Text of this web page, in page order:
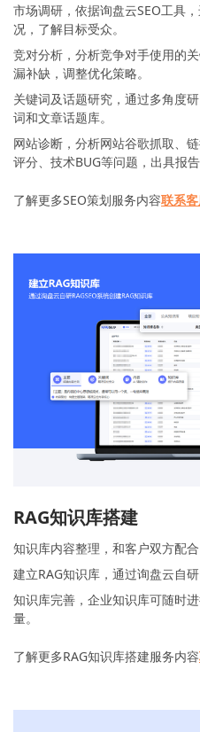
市场调研，依据询盘云SEO工具
况，了解目标受众。
竞对分析，分析竞争对手使用的
漏补缺，调整优化策略。
关键词及话题研究，通过多角度
词和文章话题库。
网站诊断，分析网站谷歌抓取、
评分、技术BUG等问题，出具报告
了解更多SEO策划服务内容联系
RAG知识库搭建
知识库内容整理，和客户双方配
建立RAG知识库，通过询盘云自研
知识库完善，企业知识库可随时
量。
了解更多RAG知识库搭建服务内容